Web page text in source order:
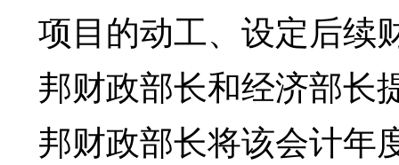
项目的动工、设定后续
邦财政部长和经济部长
邦财政部长将该会计年